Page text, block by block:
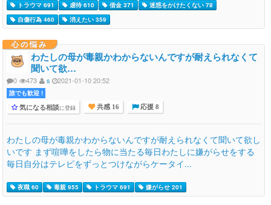
トラウマ 691
虐待 610 借金 371
迷惑をかけたくない 78
自傷行為 460
消えたい 359
心の悩み
わたしの母が毒親かわからないんですが耐えられなくて
聞いて欲…
0 473 s 2021-01-10 20:52
誰でも歓迎 !
気になる相談に登録 共感 16 応援 8
わたしの母が毒親かわからないんですが耐えられなくて聞いて欲し
いです まず喧嘩をしたら物に当たる毎日わたしに嫌がらせをする
毎日自分はテレビをずっとつけながらケータイ...
夜職 60 毒親 955 トラウマ 691 嫌がらせ 201